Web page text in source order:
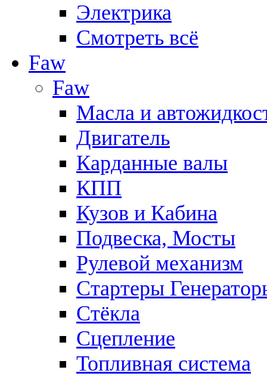
Электрика
Смотреть всё
Faw
Faw
Масла и
Двигатель
Карданные валы
КПП
Кузов и Кабина
Подвеска, Мосты
Рулевой механизм
Стартеры
Стёкла
Сцепление
Топливная система